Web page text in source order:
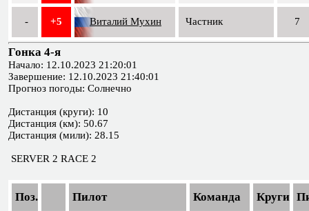
- +5 Виталий Мухин Частник 7
Гонка 4-я
Начало: 12.10.2023 21:20:01
Завершение: 12.10.2023 21:40:01
Прогноз погоды: Солнечно
Дистанция (круги): 10
Дистанция (км): 50.67
Дистанция (мили): 28.15
SERVER 2 RACE 2
Поз. Пилот Команда Круги